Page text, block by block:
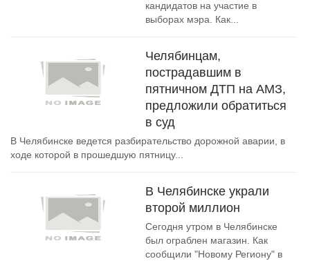
кандидатов на участие в
выборах мэра. Как...
Челябинцам,
пострадавшим в
пятничном ДТП на АМЗ,
предложили обратиться
в суд
В Челябинске ведется разбирательство дорожной аварии, в
ходе которой в прошедшую пятницу...
В Челябинске украли
второй миллион
Сегодня утром в Челябинске
был ограблен магазин. Как
сообщили "Новому Региону" в